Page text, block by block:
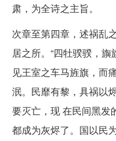
肃，为全诗之主旨。
次章至第四章，述祸乱
居之所。“四牡骙骙，
见王室之车马旌旗，而
泯。民靡有黎，具祸以
要灭亡，现 在民间黑发
都成为灰烬了。国以民